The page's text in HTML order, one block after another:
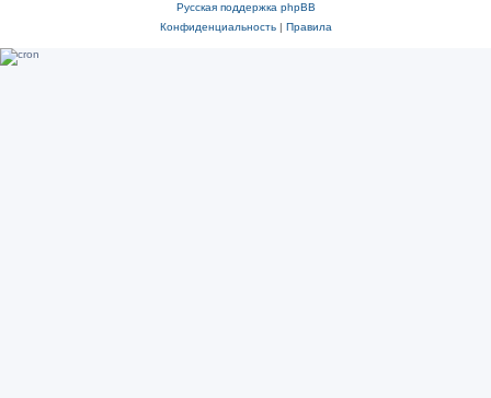
Русская поддержка phpBB
Конфиденциальность| Правила